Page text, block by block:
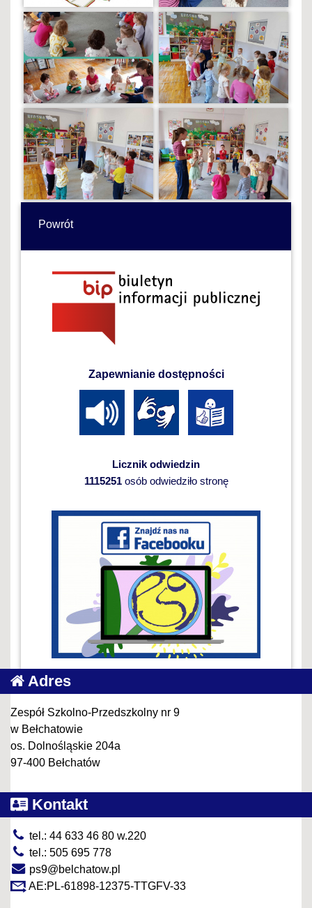
Powrót
Zapewnianie dostępności
Licznik odwiedzin
1115251osób odwiedziło stronę
Adres
Zespół Szkolno-Przedszkolny nr 9
w Bełchatowie
os. Dolnośląskie 204a
97-400 Bełchatów
Kontakt
tel.: 44 633 46 80 w.220
tel.: 505 695 778
ps9@belchatow.pl
AE:PL-61898-12375-TTGFV-33